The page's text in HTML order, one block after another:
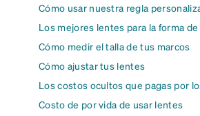
Cómo usar nuestra regla
Los mejores lentes para la forma
Cómo medir el talla de tus marcos
Cómo ajustar tus lentes
Los costos ocultos que pagas por
Costo de por vida de usar lentes